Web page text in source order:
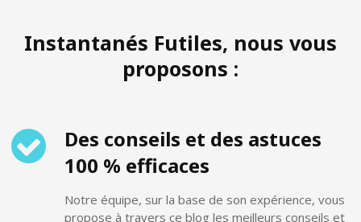
Instantanés Futiles, nous vous
proposons :
Des conseils et des astuces
100 % efficaces
Notre équipe, sur la base de son expérience, vous
propose à travers ce blog les meilleurs conseils et